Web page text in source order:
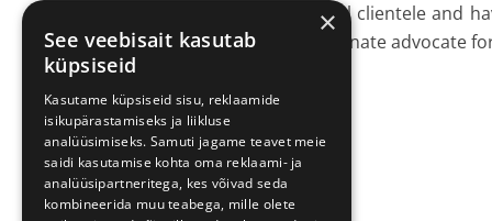
We serve an international clientele and
innovation and is a passionate advocate
×
See veebisait kasutab
küpsiseid
Kasutame küpsiseid sisu, reklaamide
isikupärastamiseks ja liikluse
analüüsimiseks. Samuti jagame teavet meie
saidi kasutamise kohta oma reklaami- ja
analüüsipartneritega, kes võivad seda
kombineerida muu teabega, mille olete